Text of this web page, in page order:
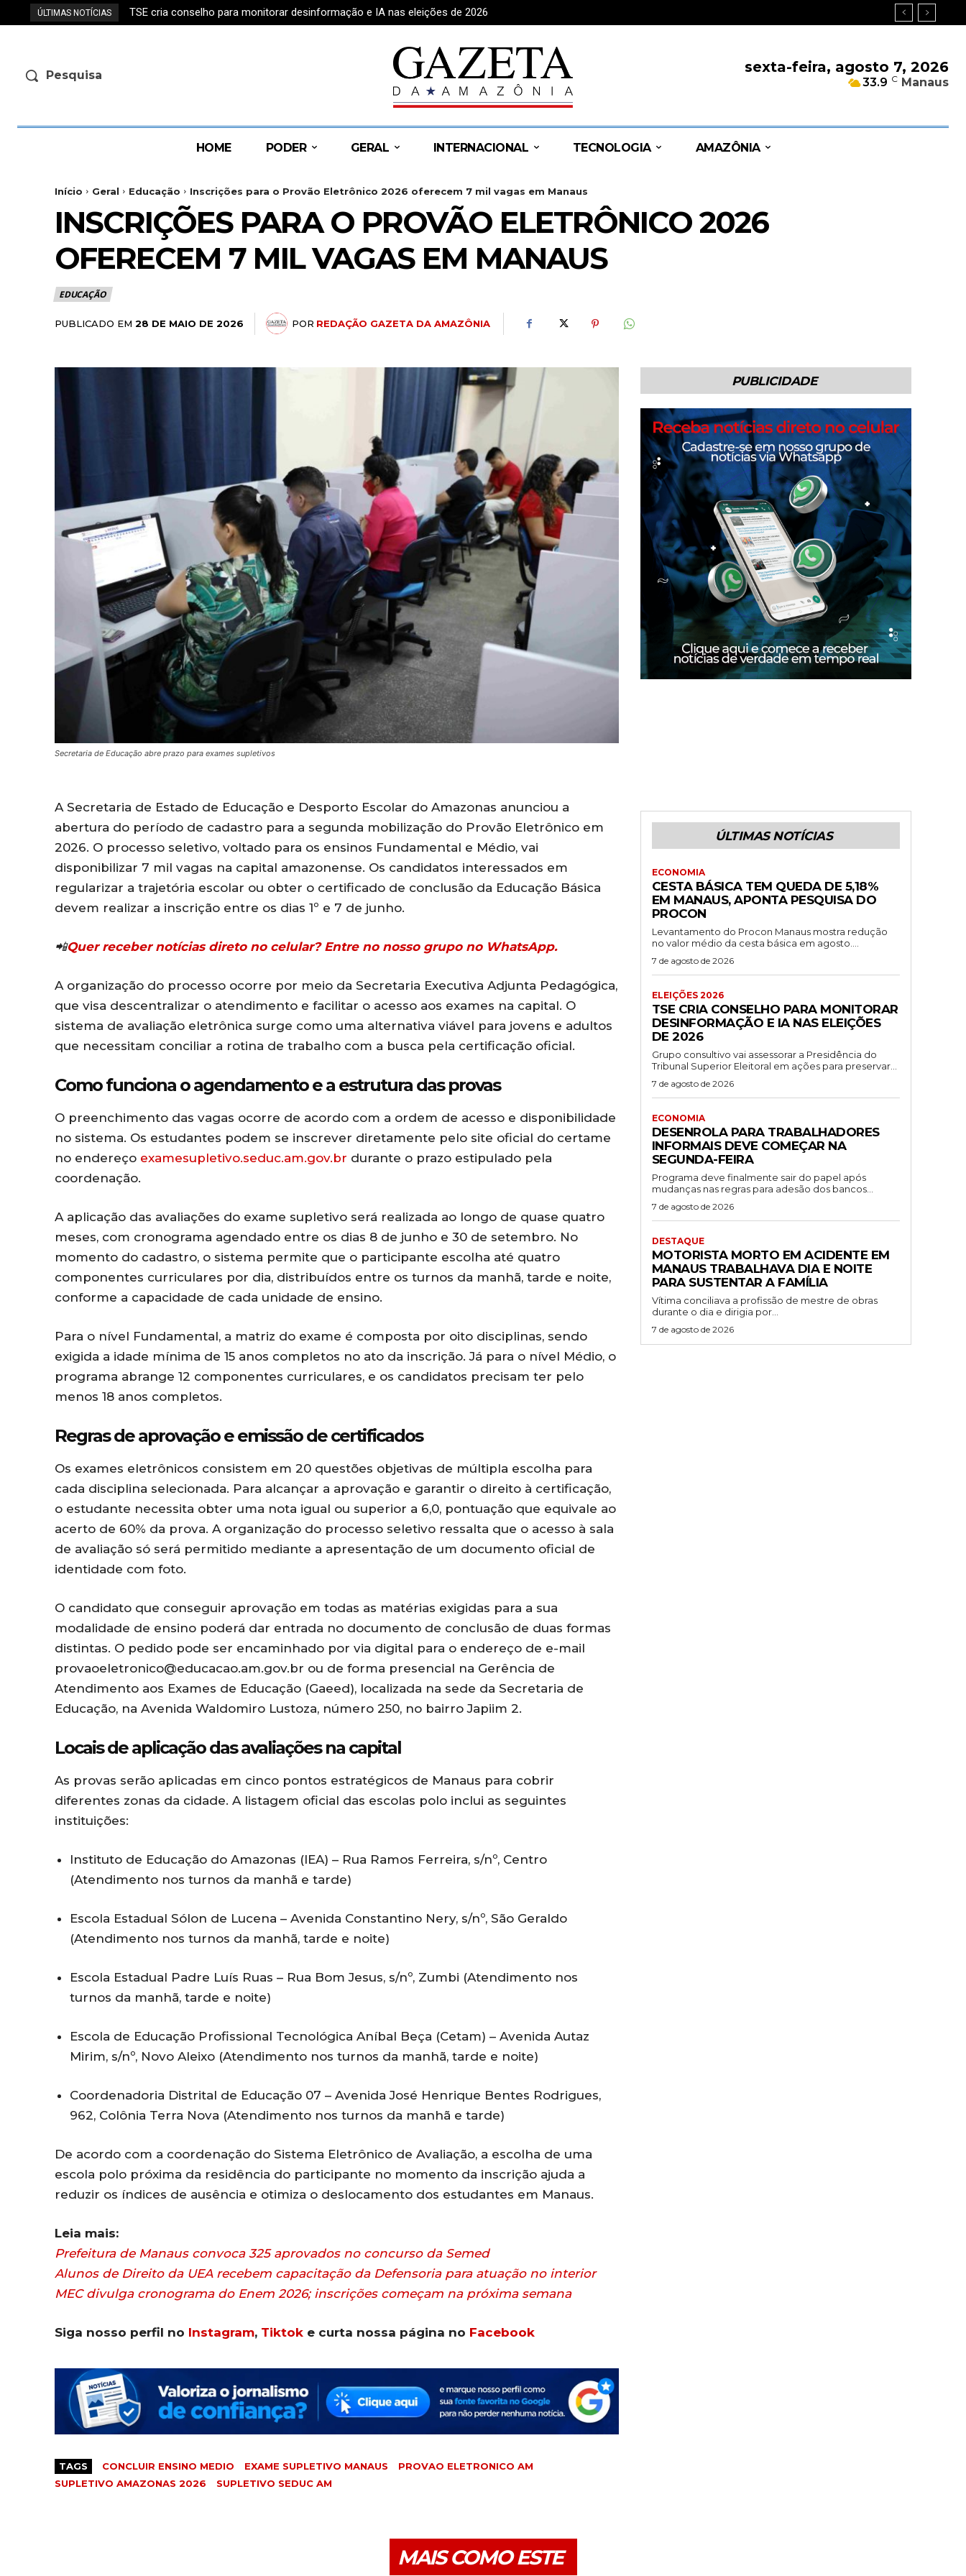
ÚLTIMAS NOTÍCIAS TSE cria conselho para monitorar desinformação e IA nas eleições de 2026
Desenrola para trabalhadores informais deve começar na segunda-feira
Pesquisa sexta-feira, agosto 7, 2026
33.9 C Manaus
HOME PODER GERAL INTERNACIONAL TECNOLOGIA AMAZÔNIA
Início Geral Educação Inscrições para o Provão Eletrônico 2026 oferecem 7 mil vagas em Manaus
INSCRIÇÕES PARA O PROVÃO ELETRÔNICO 2026
OFERECEM 7 MIL VAGAS EM MANAUS
EDUCAÇÃO
PUBLICADO EM 28 DE MAIO DE 2026 POR REDAÇÃO GAZETA DA AMAZÔNIA
Secretaria de Educação abre prazo para exames supletivos
PUBLICIDADE
A Secretaria de Estado de Educação e Desporto Escolar do Amazonas anunciou a
abertura do período de cadastro para a segunda mobilização do Provão Eletrônico em
2026. O processo seletivo, voltado para os ensinos Fundamental e Médio, vai
disponibilizar 7 mil vagas na capital amazonense. Os candidatos interessados em
regularizar a trajetória escolar ou obter o certificado de conclusão da Educação Básica
devem realizar a inscrição entre os dias 1º e 7 de junho.
📲Quer receber notícias direto no celular? Entre no nosso grupo no WhatsApp.
A organização do processo ocorre por meio da Secretaria Executiva Adjunta Pedagógica,
que visa descentralizar o atendimento e facilitar o acesso aos exames na capital. O
sistema de avaliação eletrônica surge como uma alternativa viável para jovens e adultos
que necessitam conciliar a rotina de trabalho com a busca pela certificação oficial.
Como funciona o agendamento e a estrutura das provas
O preenchimento das vagas ocorre de acordo com a ordem de acesso e disponibilidade
no sistema. Os estudantes podem se inscrever diretamente pelo site oficial do certame
no endereço examesupletivo.seduc.am.gov.br durante o prazo estipulado pela
coordenação.
A aplicação das avaliações do exame supletivo será realizada ao longo de quase quatro
meses, com cronograma agendado entre os dias 8 de junho e 30 de setembro. No
momento do cadastro, o sistema permite que o participante escolha até quatro
componentes curriculares por dia, distribuídos entre os turnos da manhã, tarde e noite,
conforme a capacidade de cada unidade de ensino.
Para o nível Fundamental, a matriz do exame é composta por oito disciplinas, sendo
exigida a idade mínima de 15 anos completos no ato da inscrição. Já para o nível Médio, o
programa abrange 12 componentes curriculares, e os candidatos precisam ter pelo
menos 18 anos completos.
Regras de aprovação e emissão de certificados
Os exames eletrônicos consistem em 20 questões objetivas de múltipla escolha para
cada disciplina selecionada. Para alcançar a aprovação e garantir o direito à certificação,
o estudante necessita obter uma nota igual ou superior a 6,0, pontuação que equivale ao
acerto de 60% da prova. A organização do processo seletivo ressalta que o acesso à sala
de avaliação só será permitido mediante a apresentação de um documento oficial de
identidade com foto.
O candidato que conseguir aprovação em todas as matérias exigidas para a sua
modalidade de ensino poderá dar entrada no documento de conclusão de duas formas
distintas. O pedido pode ser encaminhado por via digital para o endereço de e-mail
provaoeletronico@educacao.am.gov.br ou de forma presencial na Gerência de
Atendimento aos Exames de Educação (Gaeed), localizada na sede da Secretaria de
Educação, na Avenida Waldomiro Lustoza, número 250, no bairro Japiim 2.
Locais de aplicação das avaliações na capital
As provas serão aplicadas em cinco pontos estratégicos de Manaus para cobrir
diferentes zonas da cidade. A listagem oficial das escolas polo inclui as seguintes
instituições:
Instituto de Educação do Amazonas (IEA) – Rua Ramos Ferreira, s/nº, Centro
(Atendimento nos turnos da manhã e tarde)
Escola Estadual Sólon de Lucena – Avenida Constantino Nery, s/nº, São Geraldo
(Atendimento nos turnos da manhã, tarde e noite)
Escola Estadual Padre Luís Ruas – Rua Bom Jesus, s/nº, Zumbi (Atendimento nos
turnos da manhã, tarde e noite)
Escola de Educação Profissional Tecnológica Aníbal Beça (Cetam) – Avenida Autaz
Mirim, s/nº, Novo Aleixo (Atendimento nos turnos da manhã, tarde e noite)
Coordenadoria Distrital de Educação 07 – Avenida José Henrique Bentes Rodrigues,
962, Colônia Terra Nova (Atendimento nos turnos da manhã e tarde)
De acordo com a coordenação do Sistema Eletrônico de Avaliação, a escolha de uma
escola polo próxima da residência do participante no momento da inscrição ajuda a
reduzir os índices de ausência e otimiza o deslocamento dos estudantes em Manaus.
Leia mais:
Prefeitura de Manaus convoca 325 aprovados no concurso da Semed
Alunos de Direito da UEA recebem capacitação da Defensoria para atuação no interior
MEC divulga cronograma do Enem 2026; inscrições começam na próxima semana
Siga nosso perfil no Instagram, Tiktok e curta nossa página no Facebook
TAGS CONCLUIR ENSINO MEDIO EXAME SUPLETIVO MANAUS
PROVAO ELETRONICO AM
SUPLETIVO AMAZONAS 2026
SUPLETIVO SEDUC AM
ÚLTIMAS NOTÍCIAS
ECONOMIA
CESTA BÁSICA TEM QUEDA DE 5,18%
EM MANAUS, APONTA PESQUISA DO
PROCON
Levantamento do Procon Manaus mostra redução
no valor médio da cesta básica em agosto....
7 de agosto de 2026
ELEIÇÕES 2026
TSE CRIA CONSELHO PARA MONITORAR
DESINFORMAÇÃO E IA NAS ELEIÇÕES
DE 2026
Grupo consultivo vai assessorar a Presidência do
Tribunal Superior Eleitoral em ações para preservar...
7 de agosto de 2026
ECONOMIA
DESENROLA PARA TRABALHADORES
INFORMAIS DEVE COMEÇAR NA
SEGUNDA-FEIRA
Programa deve finalmente sair do papel após
mudanças nas regras para adesão dos bancos...
7 de agosto de 2026
DESTAQUE
MOTORISTA MORTO EM ACIDENTE EM
MANAUS TRABALHAVA DIA E NOITE
PARA SUSTENTAR A FAMÍLIA
Vítima conciliava a profissão de mestre de obras
durante o dia e dirigia por...
7 de agosto de 2026
MAIS COMO ESTE